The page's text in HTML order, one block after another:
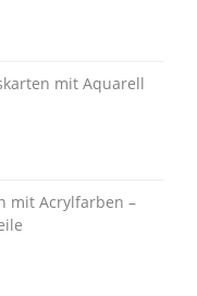
mit Aquarell
mit Acrylfarben –